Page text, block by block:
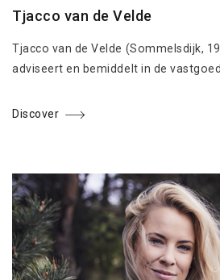
Tjacco van de Velde
Tjacco van de Velde (Sommelsdijk,
adviseert en bemiddelt in de
Discover